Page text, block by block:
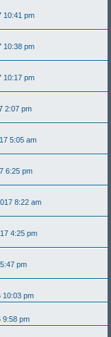
10:41 pm
10:38 pm
10:17 pm
2:07 pm
5:05 am
6:25 pm
8:22 am
4:25 pm
pm
10:03 pm
9:58 pm